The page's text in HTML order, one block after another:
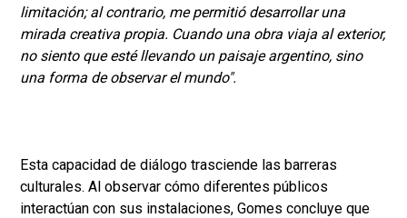
limitación; al contrario, me permitió desarrollar una
mirada creativa propia. Cuando una obra viaja al exterior,
no siento que esté llevando un paisaje argentino, sino
una forma de observar el mundo".
Esta capacidad de diálogo trasciende las barreras
culturales. Al observar cómo diferentes públicos
interactúan con sus instalaciones, Gomes concluye que